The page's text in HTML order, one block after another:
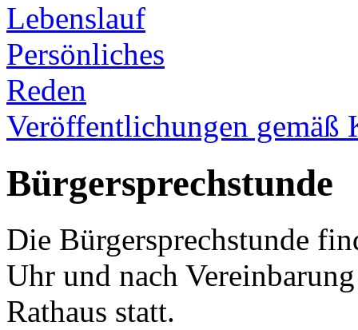
Lebenslauf
Persönliches
Reden
Veröffentlichungen gemäß
Bürgersprechstunde
Die Bürgersprechstunde
Uhr und nach
Rathaus statt.